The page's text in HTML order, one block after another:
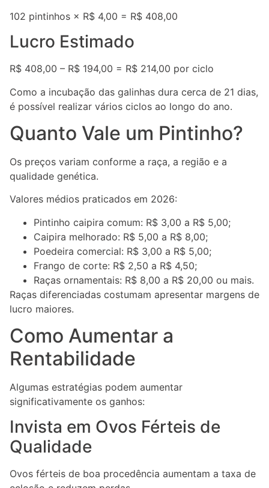
102 pintinhos × R$ 4,00 = R$ 408,00
Lucro Estimado
R$ 408,00 – R$ 194,00 = R$ 214,00 por ciclo
Como a incubação das galinhas dura cerca de 21 dias,
é possível realizar vários ciclos ao longo do ano.
Quanto Vale um Pintinho?
Os preços variam conforme a raça, a região e a
qualidade genética.
Valores médios praticados em 2026:
Pintinho caipira comum: R$ 3,00 a R$ 5,00;
Caipira melhorado: R$ 5,00 a R$ 8,00;
Poedeira comercial: R$ 3,00 a R$ 5,00;
Frango de corte: R$ 2,50 a R$ 4,50;
Raças ornamentais: R$ 8,00 a R$ 20,00 ou mais.
Raças diferenciadas costumam apresentar margens de
lucro maiores.
Como Aumentar a
Rentabilidade
Algumas estratégias podem aumentar
significativamente os ganhos:
Invista em Ovos Férteis de
Qualidade
Ovos férteis de boa procedência aumentam a taxa de